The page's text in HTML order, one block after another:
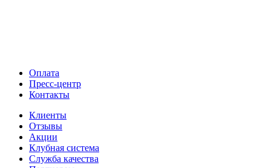
Оплата
Пресс-центр
Контакты
Клиенты
Отзывы
Акции
Клубная система
Служба качества